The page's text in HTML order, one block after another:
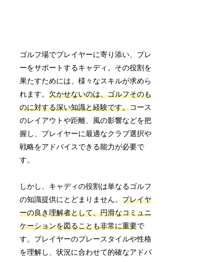
ゴルフ場でプレイヤーに寄り添い、プレ
ーをサポートするキャディ。その役割を
果たすためには、様々なスキルが求めら
れます。欠かせないのは、ゴルフそのも
のに対する深い知識と経験です。コース
のレイアウトや距離、風の影響などを把
握し、プレイヤーに最適なクラブ選択や
戦略をアドバイスできる能力が必要で
す。
しかし、キャディの役割は単なるゴルフ
の知識提供にとどまりません。プレイヤ
ーの良き理解者として、円滑なコミュニ
ケーションを図ることも非常に重要で
す。プレイヤーのプレースタイルや性格
を理解し、状況に合わせて的確なアドバ